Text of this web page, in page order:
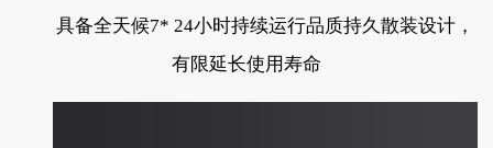
具备全天候7* 24小时持续运行品质持久散装设计，
有限延长使用寿命